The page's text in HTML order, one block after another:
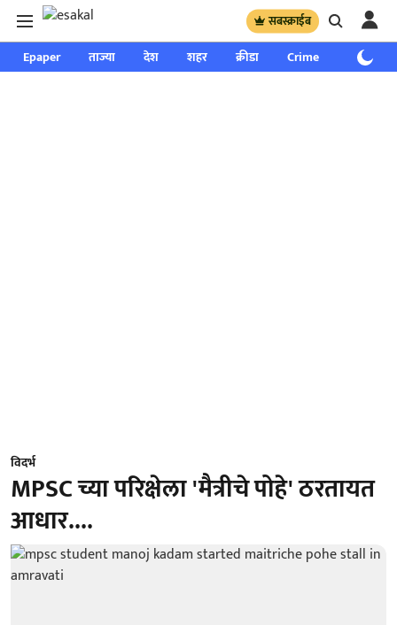
सबस्क्राईब
Epaper ताज्या देश शहर क्रीडा Crime साप्ताहिक
विदर्भ
MPSC च्या परिक्षेला 'मैत्रीचे पोहे' ठरतायत
आधार....